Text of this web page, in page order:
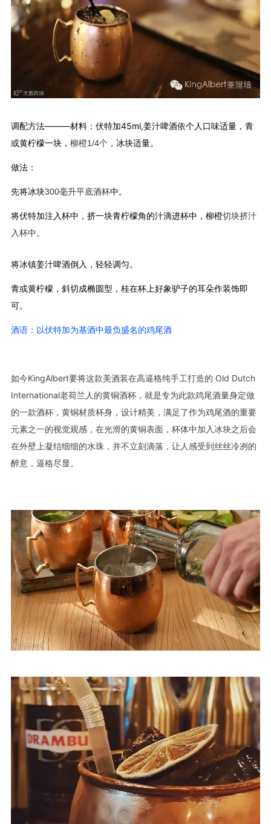
调配方法———材料：伏特加45ml,姜汁啤酒依个人口味适量，青
或黄柠檬一块， 柳橙1/4个 ，冰块适量。
做法：
先将冰块300毫升平底酒杯中。
将伏特加注入杯中，挤一块青柠檬角的汁滴进杯中，柳橙切块挤汁
入杯中。
将冰镇姜汁啤酒倒入，轻轻调匀。
青或黄柠檬，斜切成椭圆型，桂在杯上好象驴子的耳朵作装饰即
可。
酒语：以伏特加为基酒中最负盛名的鸡尾酒
如今KingAlbert要将这款美酒装在高逼格纯手工打造的 Old Dutch
International老荷兰人的黄铜酒杯，就是专为此款鸡尾酒量身定做
的一款酒杯，黄铜材质杯身，设计精美，满足了作为鸡尾酒的重要
元素之一的视觉观感，在光滑的黄铜表面，杯体中加入冰块之后会
在外壁上凝结细细的水珠，并不立刻滴落，让人感受到丝丝冷冽的
醉意，逼格尽显。